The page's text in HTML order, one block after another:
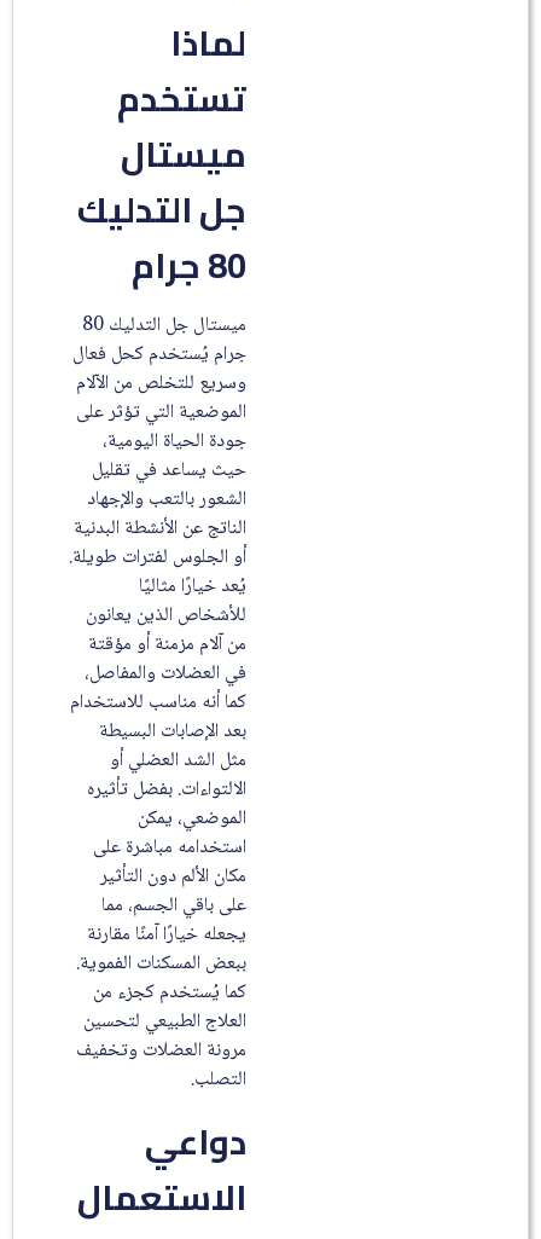
لماذا
تستخدم
ميستال
جل التدليك
80 جرام
ميستال جل التدليك 80
جرام يُستخدم كحل فعال
وسريع للتخلص من الآلام
الموضعية التي تؤثر على
جودة الحياة اليومية،
حيث يساعد في تقليل
الشعور بالتعب والإجهاد
الناتج عن الأنشطة البدنية
أو الجلوس لفترات طويلة.
يُعد خيارًا مثاليًا
للأشخاص الذين يعانون
من آلام مزمنة أو مؤقتة
في العضلات والمفاصل،
كما أنه مناسب للاستخدام
بعد الإصابات البسيطة
مثل الشد العضلي أو
الالتواءات. بفضل تأثيره
الموضعي، يمكن
استخدامه مباشرة على
مكان الألم دون التأثير
على باقي الجسم، مما
يجعله خيارًا آمنًا مقارنة
ببعض المسكنات الفموية.
كما يُستخدم كجزء من
العلاج الطبيعي لتحسين
مرونة العضلات وتخفيف
التصلب.
دواعي
الاستعمال